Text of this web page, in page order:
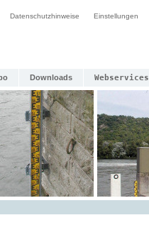
Datenschutzhinweise Einstellungen
Downloads Webservices